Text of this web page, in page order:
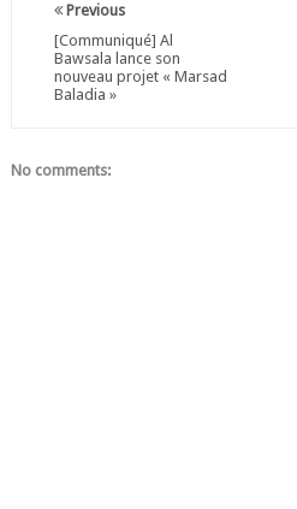
Previous
[Communiqué] Al
Bawsala lance son
nouveau projet « Marsad
Baladia »
No comments: